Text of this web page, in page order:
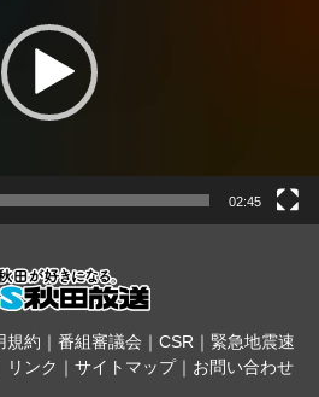
02:45
規約 ｜ 番組審議会 ｜ CSR｜ 緊急地震速
リンク ｜ サイトマップ｜ お問い合わせ